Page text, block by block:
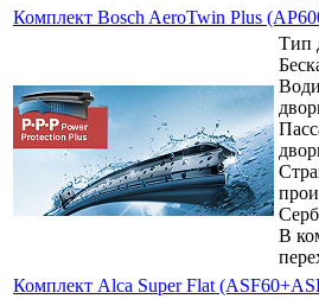
Комплект Bosch AeroTwin Plus
Тип
В
Комплект Alca Super Flat